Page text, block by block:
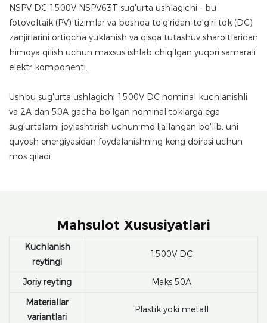
NSPV DC 1500V NSPV63T sug'urta ushlagichi - bu
fotovoltaik (PV) tizimlar va boshqa to'g'ridan-to'g'ri tok (DC)
zanjirlarini ortiqcha yuklanish va qisqa tutashuv sharoitlaridan
himoya qilish uchun maxsus ishlab chiqilgan yuqori samarali
elektr komponenti.
Ushbu sug'urta ushlagichi 1500V DC nominal kuchlanishli
va 2A dan 50A gacha bo'lgan nominal toklarga ega
sug'urtalarni joylashtirish uchun mo'ljallangan bo'lib, uni
quyosh energiyasidan foydalanishning keng doirasi uchun
mos qiladi.
Mahsulot Xususiyatlari
Kuchlanish
reytingi
1500V DC
Joriy reyting
Maks 50A
Materiallar
variantlari
Plastik yoki metall